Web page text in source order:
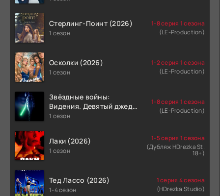
Стерлинг-Поинт (2026)
1 сезон
1-8 серия 1 сезона
(LE-Production)
Осколки (2026)
1 сезон
1-2 серия 1 сезона
(LE-Production)
Звёздные войны:
Видения. Девятый джедай
(2026)
1 сезон
1-8 серия 1 сезона
(LE-Production)
Лаки (2026)
1 сезон
1-5 серия 1 сезона
(Дубляж HDrezka St.
18+)
Тед Лассо (2026)
1-4 сезон
1 серия 4 сезона
(HDrezka Studio)